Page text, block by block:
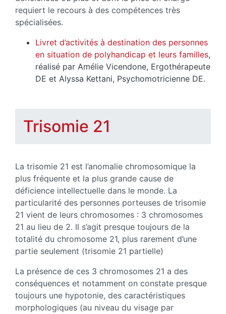
requiert le recours à des compétences très
spécialisées.
Livret d’activités à destination des personnes
en situation de polyhandicap et leurs familles,
réalisé par Amélie Vicendone, Ergothérapeute
DE et Alyssa Kettani, Psychomotricienne DE.
Trisomie 21
La trisomie 21 est l’anomalie chromosomique la
plus fréquente et la plus grande cause de
déficience intellectuelle dans le monde. La
particularité des personnes porteuses de trisomie
21 vient de leurs chromosomes : 3 chromosomes
21 au lieu de 2. Il s’agit presque toujours de la
totalité du chromosome 21, plus rarement d’une
partie seulement (trisomie 21 partielle)
La présence de ces 3 chromosomes 21 a des
conséquences et notamment on constate presque
toujours une hypotonie, des caractéristiques
morphologiques (au niveau du visage par